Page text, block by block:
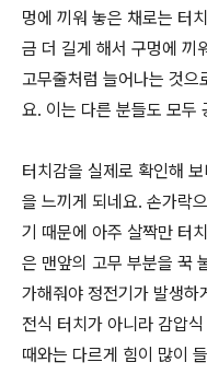
멍에 끼워 놓은 채로는 터
금 더 길게 해서 구멍에 끼
고무줄처럼 늘어나는 것
요. 이는 다른 분들도 모두
터치감을 실제로 확인해
을 느끼게 되네요. 손가락
기 때문에 아주 살짝만 터
은 맨앞의 고무 부분을 꾹
가해줘야 정전기가 발생하
전식 터치가 아니라 감압
때와는 다르게 힘이 많이